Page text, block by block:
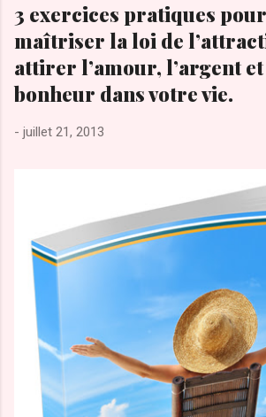
3 exercices pratiques pour
maîtriser la loi de
attirer l’amour, l’argent
bonheur dans votre vie.
- juillet 21, 2013